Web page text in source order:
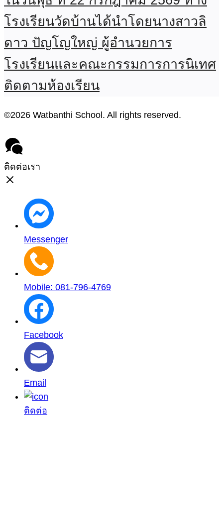
โรงเรียนวัดบ้านได้นำโดยนางสาวลิ
ดาว ปัญโญใหญ่ ผู้อำนวยการ
โรงเรียนและคณะกรรมการการนิเทศ
ติดตามห้องเรียน
©2026 Watbanthi School. All rights reserved.
ติดต่อเรา
Messenger
Mobile: 081-796-4769
Facebook
Email
ติดต่อ